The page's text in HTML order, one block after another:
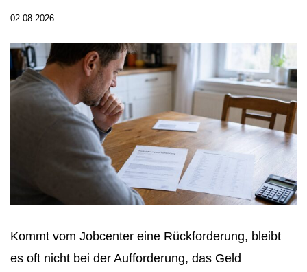
02.08.2026
Kommt vom Jobcenter eine Rückforderung, bleibt
es oft nicht bei der Aufforderung, das Geld